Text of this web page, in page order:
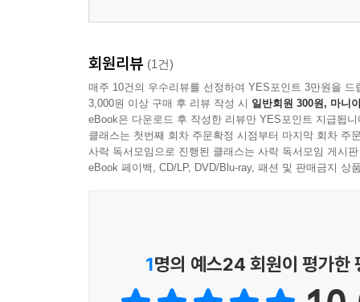
회원리뷰 (1건)
매주 10건의 우수리뷰를 선정하여 YES포인트 3만원을 드
3,000원 이상 구매 후 리뷰 작성 시 일반회원 300원, 마니
eBook은 다운로드 후 작성한 리뷰만 YES포인트 지급됩니
클래스는 첫번째 회차 주문확정 시점부터 마지막 회차 주
사락 독서모임으로 진행된 클래스는 사락 독서모임 게시
eBook 페이백, CD/LP, DVD/Blu-ray, 패션 및 판매금지 상
1명의 예스24 회원이 평가한